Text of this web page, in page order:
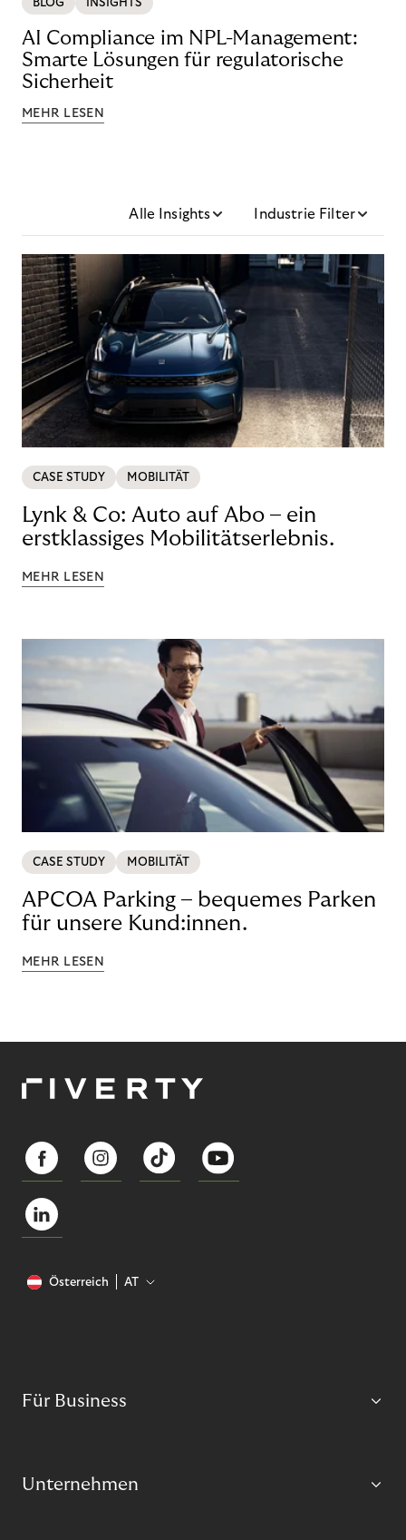
BLOG INSIGHTS
AI Compliance im NPL-Management:
Smarte Lösungen für regulatorische
Sicherheit
MEHR LESEN
Alle Insights Industrie Filter
CASE STUDY MOBILITÄT
Lynk & Co: Auto auf Abo – ein
erstklassiges Mobilitätserlebnis.
MEHR LESEN
CASE STUDY MOBILITÄT
APCOA Parking – bequemes Parken
für unsere Kund:innen.
MEHR LESEN
Österreich AT
Für Business
Unternehmen